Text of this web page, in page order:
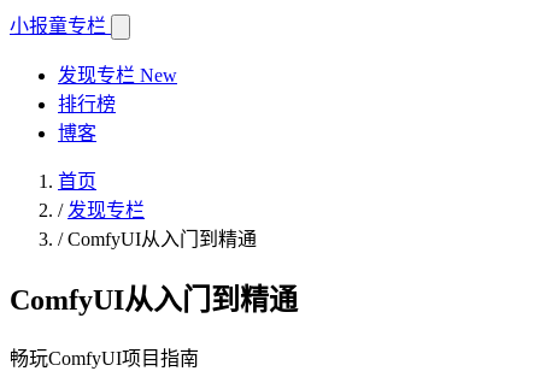
小报童专栏
发现专栏 New
排行榜
博客
首页
/ 发现专栏
/ComfyUI从入门到精通
ComfyUI从入门到精通
畅玩ComfyUI项目指南